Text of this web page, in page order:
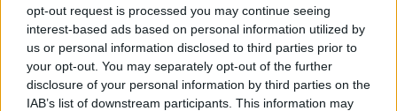
opt-out request is processed you may continue seeing
interest-based ads based on personal information utilized by
us or personal information disclosed to third parties prior to
your opt-out. You may separately opt-out of the further
disclosure of your personal information by third parties on the
IAB’s list of downstream participants. This information may